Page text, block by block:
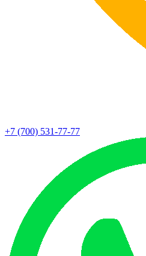
+7 (700) 531-77-77